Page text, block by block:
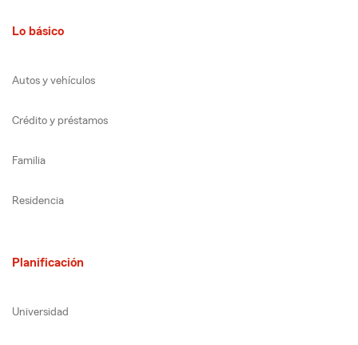
Lo básico
Autos y vehículos
Crédito y préstamos
Familia
Residencia
Planificación
Universidad